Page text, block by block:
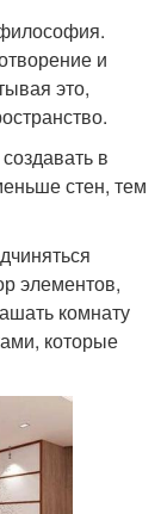
и
это,
в
стен, тем
элементов,
комнату
которые